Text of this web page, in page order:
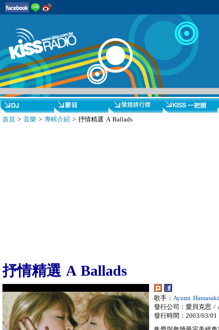
首頁 > 音樂 > 專輯介紹 > 抒情精選 A Ballads
抒情精選 A Ballads
歌手： Ayumi
發行公司：愛貝克思 /
發行時間：2003/03/01